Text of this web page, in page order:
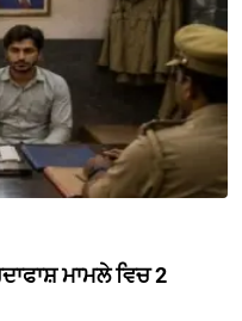
ਮਾਮਲੇ ਵਿਚ 2